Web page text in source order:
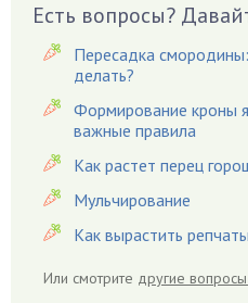
Вишня
Вредители
Гардения
Гацания
Гвоздики
Георгины
Герань
Гиацинт
Гиппеаструм
Есть вопросы?
Пересадка
делать?
Формирование кроны
важные правила
Как растет перец
Мульчирование
Как вырастить
Или смотрите другие